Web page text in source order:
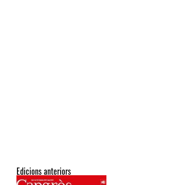
Edicions anteriors